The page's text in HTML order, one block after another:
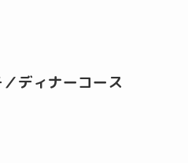
ディナーコース